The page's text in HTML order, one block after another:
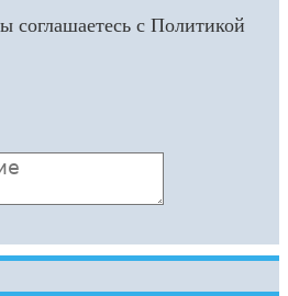
соглашаетесь с Политикой